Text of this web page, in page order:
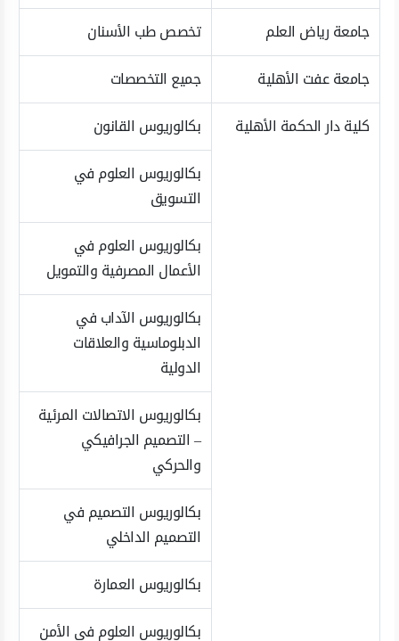
جامعة رياض العلم
تخصص طب الأسنان
جامعة عفت الأهلية
جميع التخصصات
كلية دار الحكمة الأهلية
بكالوريوس القانون
بكالوريوس العلوم في
التسويق
بكالوريوس العلوم في
الأعمال المصرفية والتمويل
بكالوريوس الآداب في
الدبلوماسية والعلاقات
الدولية
بكالوريوس الاتصالات المرئية
– التصميم الجرافيكي
والحركي
بكالوريوس التصميم في
التصميم الداخلي
بكالوريوس العمارة
بكالوريوس العلوم في الأمن